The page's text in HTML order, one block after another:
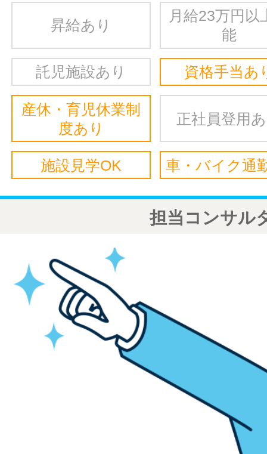
昇給あり
月給23万円以
能
託児施設あり 資格手当あ
産休・育児休業制
度あり
正社員登用
施設見学OK 車・バイク通
担当コンサル